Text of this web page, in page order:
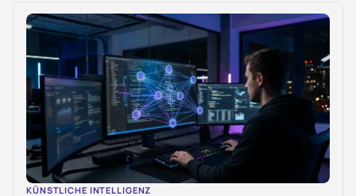
KÜNSTLICHE INTELLIGENZ